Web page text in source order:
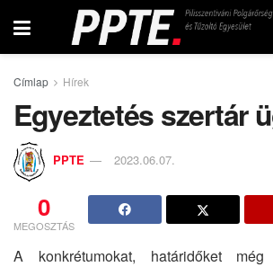
Címlap Hírek
Egyeztetés szertár
PPTE 2023.06.07.
0
MEGOSZTÁS
A konkrétumokat, határidőket